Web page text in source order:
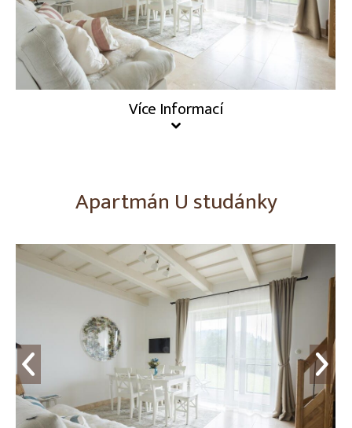
Více Informací
Apartmán U studánky